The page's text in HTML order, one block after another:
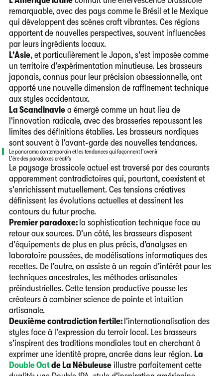
remarquable, avec des pays comme le Brésil et le Mexique
qui développent des scènes craft vibrantes. Ces régions
apportent de nouvelles perspectives, souvent influencées
par leurs ingrédients locaux.
L'Asie, et particulièrement le Japon, s'est imposée comme
un territoire d'expérimentation minutieuse. Les brasseurs
japonais, connus pour leur précision obsessionnelle, ont
apporté une nouvelle dimension de raffinement technique
aux styles occidentaux.
La Scandinaviea émergé comme un haut lieu de
l'innovation radicale, avec des brasseries repoussant les
limites des définitions établies. Les brasseurs nordiques
sont souvent à l'avant-garde des nouvelles tendances.
Le panorama contemporain et les tendances qui façonnent l'avenir
L'ère des paradoxes créatifs
Le paysage brassicole actuel est traversé par des courants
apparemment contradictoires qui, pourtant, coexistent et
s'enrichissent mutuellement. Ces tensions créatives
définissent les évolutions actuelles et dessinent les
contours du futur proche.
Premier paradoxe: la sophistication technique face au
retour aux sources. D'un côté, les brasseurs disposent
d'équipements de plus en plus précis, d'analyses en
laboratoire poussées, de modélisations informatiques des
recettes. De l'autre, on assiste à un regain d'intérêt pour les
techniques ancestrales, les méthodes artisanales
préindustrielles. Cette tension productive pousse les
créateurs à combiner science de pointe et intuition
artisanale.
Deuxième contradiction fertile: l'internationalisation des
styles face à l'expression du terroir local. Les brasseurs
s'inspirent des traditions mondiales tout en cherchant à
exprimer une identité propre, ancrée dans leur région. La
Double Oatde La Nébuleuseillustre parfaitement cette